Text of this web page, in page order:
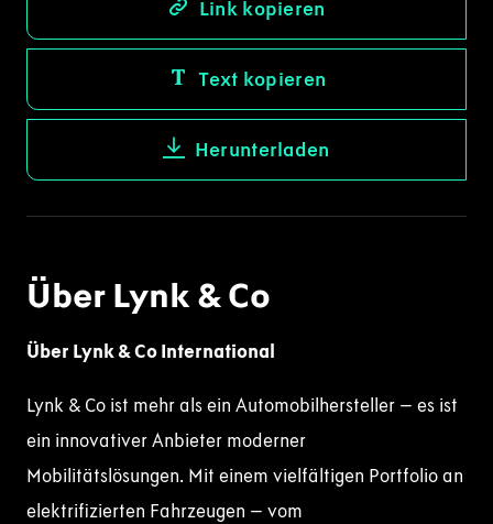
Link kopieren
Text kopieren
Herunterladen
Über Lynk & Co
Über Lynk & Co International
Lynk & Co ist mehr als ein Automobilhersteller – es ist
ein innovativer Anbieter moderner
Mobilitätslösungen. Mit einem vielfältigen Portfolio an
elektrifizierten Fahrzeugen – vom